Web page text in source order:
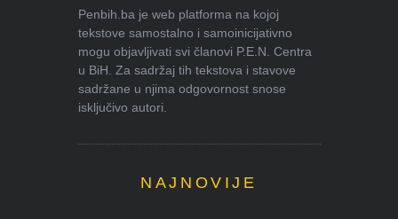
Penbih.ba je web platforma na kojoj
tekstove samostalno i samoinicijativno
mogu objavljivati svi članovi P.E.N. Centra
u BiH. Za sadržaj tih tekstova i stavove
sadržane u njima odgovornost snose
isključivo autori.
NAJNOVIJE